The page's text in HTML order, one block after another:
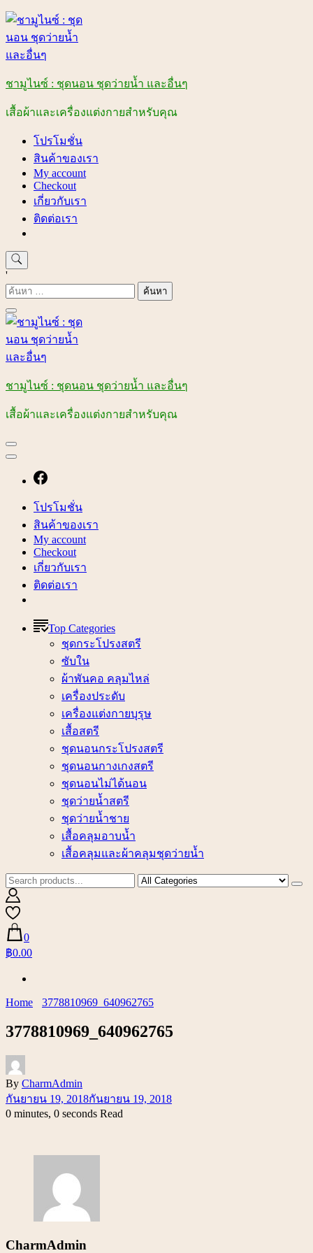
Skip
content
ชามูไนซ์ : ชุดนอน ชุดว่ายน้ำ และอื่นๆ
เสื้อผ้าและเครื่องแต่งกายสำหรับคุณ
โปรโมชั่น
สินค้าของเรา
My account
Checkout
เกี่ยวกับเรา
ติดต่อเรา
'
ค้นหา
สำหรับ:
ชามูไนซ์ : ชุดนอน ชุดว่ายน้ำ และอื่นๆ
เสื้อผ้าและเครื่องแต่งกายสำหรับคุณ
โปรโมชั่น
สินค้าของเรา
My account
Checkout
เกี่ยวกับเรา
ติดต่อเรา
Top Categories
ชุดกระโปรงสตรี
ซับใน
ผ้าพันคอ คลุมไหล่
เครื่องประดับ
เครื่องแต่งกายบุรุษ
เสื้อสตรี
ชุดนอนกระโปรงสตรี
ชุดนอนกางเกงสตรี
ชุดนอนไม่ได้นอน
ชุดว่ายน้ำสตรี
ชุดว่ายน้ำชาย
เสื้อคลุมอาบน้ำ
เสื้อคลุมและผ้าคลุมชุดว่ายน้ำ
0
฿0.00
Home 3778810969_640962765
3778810969_640962765
By CharmAdmin
กันยายน 19, 2018กันยายน 19, 2018
0 minutes, 0 seconds Read
CharmAdmin